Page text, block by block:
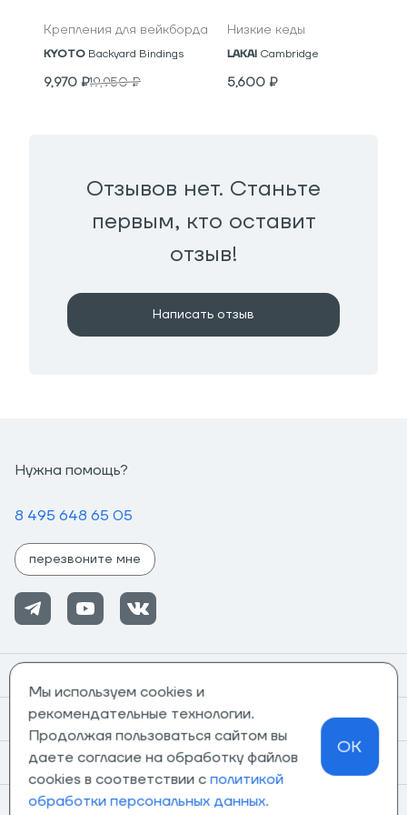
Крепления для вейкборда
KYOTO Backyard Bindings
9,970 ₽19,950₽
Низкие кеды
LAKAI Cambridge
5,600 ₽
Отзывов нет. Станьте
первым, кто оставит
отзыв!
Написать отзыв
Нужна помощь?
8 495 648 65 05
перезвоните мне
Информация
О компании
Магазины
Мы используем cookies и
рекомендательные технологии.
Продолжая пользоваться сайтом вы
даете согласие на обработку файлов
cookies в соответствии с политикой
обработки персональных данных.
OK